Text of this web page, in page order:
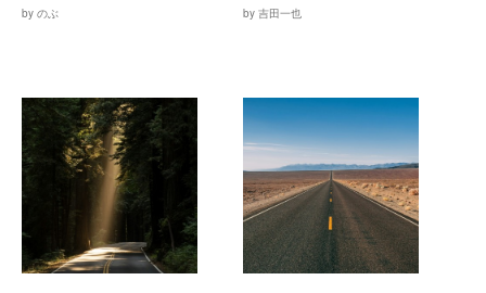
by のぶ by 吉田一也